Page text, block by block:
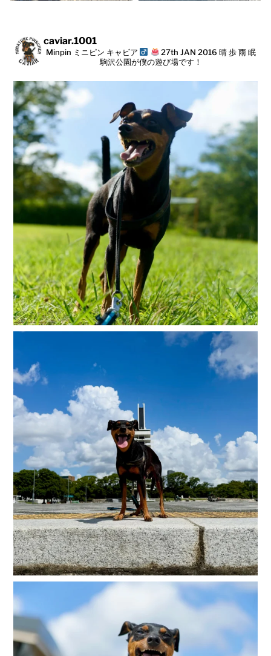
caviar.1001
Minpin ミニピン キャビア 27th JAN 2016 晴 歩 雨 眠
駒沢公園が僕の遊び場です！